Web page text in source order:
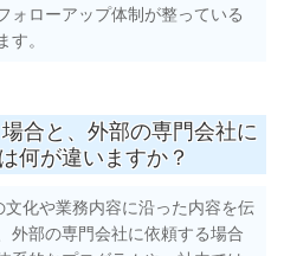
ォローアップ体制が整っている
す。
合と、外部の専門会社に
何が違いますか？
化や業務内容に沿った内容を伝
外部の専門会社に依頼する場合